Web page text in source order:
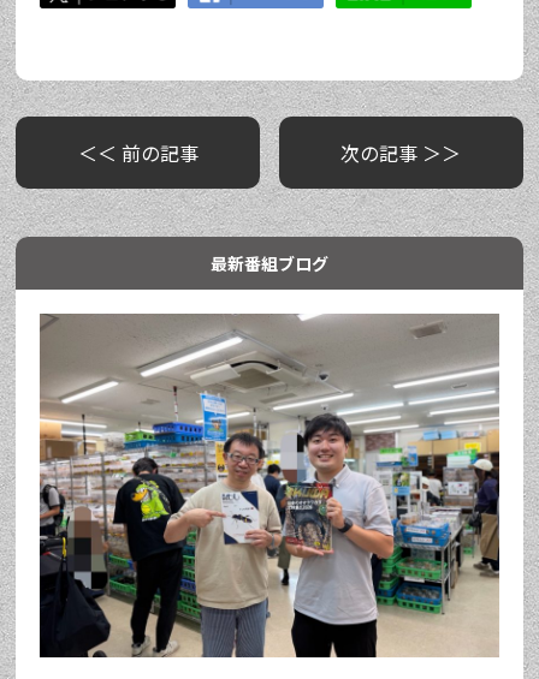
＜＜ 前の記事 次の記事 ＞＞
最新番組ブログ